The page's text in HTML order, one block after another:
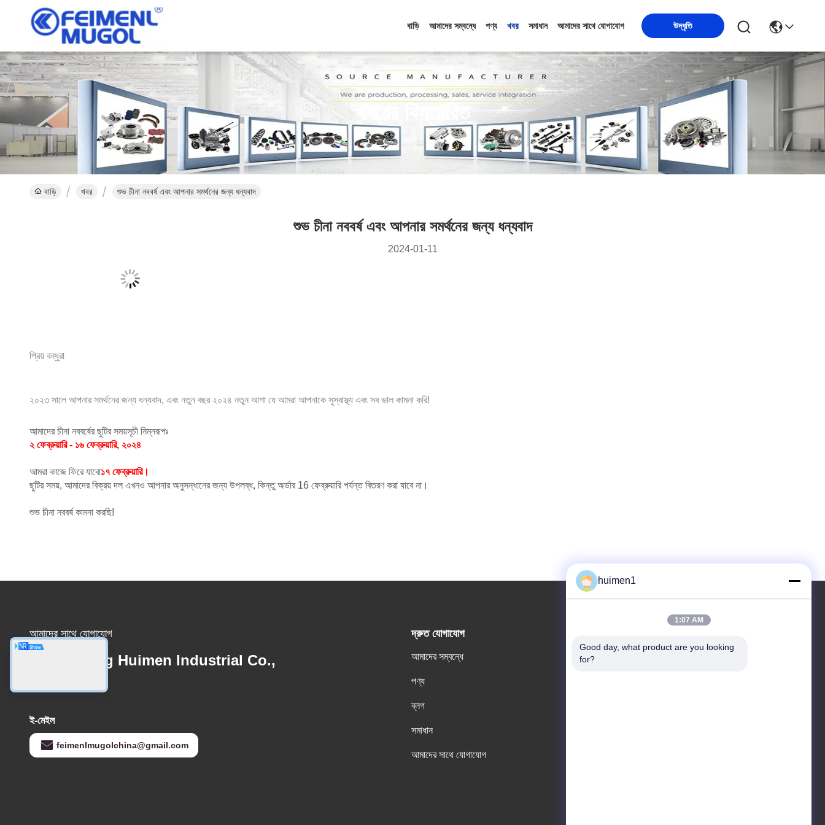
বাড়ি আমাদের সম্বন্ধে পণ্য খবর সমাধান আমাদের সাথে যোগাযোগ উদ্ধৃতি
বাড়ি খবর শুভ চীনা নববর্ষ এবং আপনার সমর্থনের জন্য ধন্যবাদ
শুভ চীনা নববর্ষ এবং আপনার সমর্থনের জন্য ধন্যবাদ
2024-01-11
প্রিয় বন্ধুরা
২০২৩ সালে আপনার সমর্থনের জন্য ধন্যবাদ, এবং নতুন বছর ২০২৪ নতুন আশা যে আমরা আপনাকে সুস্বাস্থ্য এবং সব ভাল কামনা করি!
আমাদের চীনা নববর্ষের ছুটির সময়সূচী নিম্নরূপঃ
২ ফেব্রুয়ারি - ১৬ ফেব্রুয়ারি, ২০২৪
আমরা কাজে ফিরে যাবো১৭ ফেব্রুয়ারি।
ছুটির সময়, আমাদের বিক্রয় দল এখনও আপনার অনুসন্ধানের জন্য উপলব্ধ, কিন্তু অর্ডার 16 ফেব্রুয়ারি পর্যন্ত বিতরণ করা যাবে না।
শুভ চীনা নববর্ষ কামনা করছি!
আমাদের সাথে যোগাযোগ
Guangdong Huimen Industrial Co.,
ই-মেইল
feimenlmugolchina@gmail.com
দ্রুত যোগাযোগ
আমাদের সম্বন্ধে
পণ্য
ব্লগ
সমাধান
আমাদের সাথে যোগাযোগ
ঠিকানা
huimen1
1:07 AM
Good day, what product are you looking
for?